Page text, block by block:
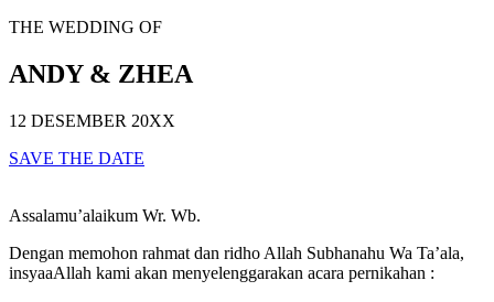
THE WEDDING OF
ANDY & ZHEA
12 DESEMBER 20XX
SAVE THE DATE
Assalamu’alaikum Wr. Wb.
Dengan memohon rahmat dan ridho Allah Subhanahu Wa Ta’ala,
insyaaAllah kami akan menyelenggarakan acara pernikahan :